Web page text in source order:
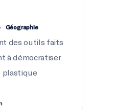
Géographie
des outils faits
à démocratiser
plastique